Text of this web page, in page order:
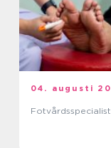
04. augusti
Fotvårdsspecialist